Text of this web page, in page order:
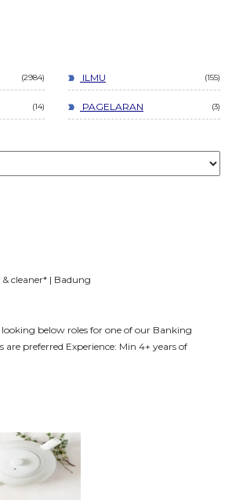
2984 ILMU 155
14 PAGELARAN 3
cleaner* | Badung
looking below roles for one of our Banking
are preferred Experience: Min 4+ years of